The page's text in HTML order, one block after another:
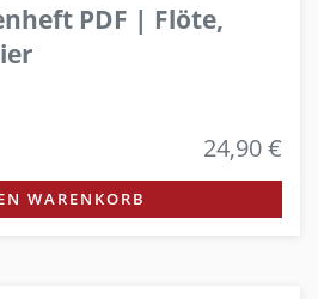
PDF | Flöte,
24,90 €
WARENKORB